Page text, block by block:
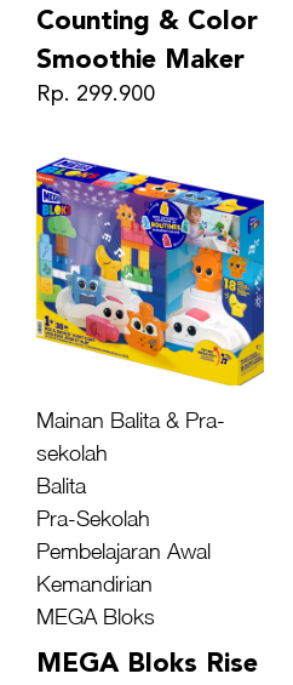
Counting & Color
Smoothie Maker
Rp. 299.900
Mainan Balita & Pra-
sekolah
Balita
Pra-Sekolah
Pembelajaran Awal
Kemandirian
MEGA Bloks
MEGA Bloks Rise